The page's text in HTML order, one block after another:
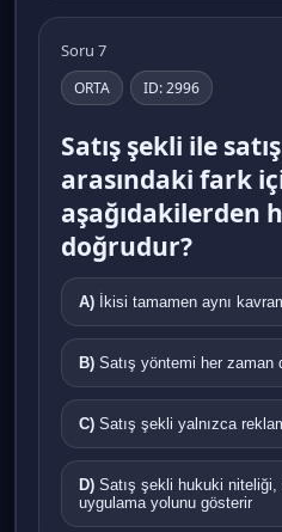
Soru 7
ORTA ID: 2996
Satış şekli ile
arasındaki fark
aşağıdakilerden
doğrudur?
A) İkisi tamamen aynı
B) Satış yöntemi her zaman
C) Satış şekli yalnızca
D)
uygulama yolunu gösterir